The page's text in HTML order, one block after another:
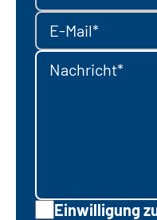
E-Mail*
Nachricht*
Einwilligung